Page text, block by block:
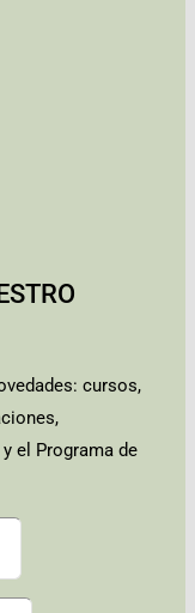
cursos,
el Programa de